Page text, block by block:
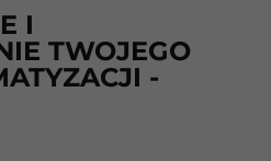
I
TWOJEGO
-